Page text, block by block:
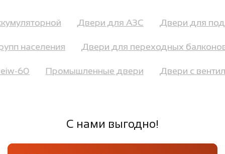
Двери для АЗС Двери для
населения Двери для переходных балконов
eiw-60 Промышленные двери Двери с
С нами выгодно!